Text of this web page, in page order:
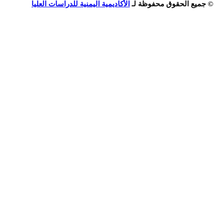
محفوظة لـالأكاديمية اليمنية للدراسات العليا